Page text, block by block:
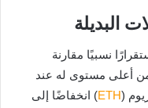
البديلة
نسبيًا مقارنة
البديلة. فقد تراجع بنسبة 24% من أعلى مستوى له عند
ETH) انخفاضًا إلى